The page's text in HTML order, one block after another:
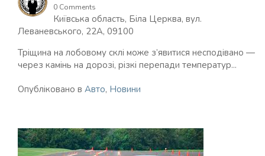
0 Comments
Київська область, Біла Церква, вул.
Леваневського, 22А, 09100
Тріщина на лобовому склі може з’явитися несподівано —
через камінь на дорозі, різкі перепади температур...
Опубліковано в Авто, Новини